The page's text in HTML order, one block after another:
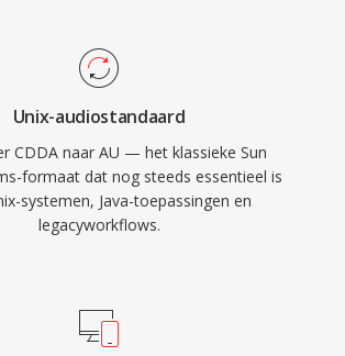
Unix-audiostandaard
CDDA naar AU — het klassieke Sun
formaat dat nog steeds essentieel is
systemen, Java-toepassingen en
legacyworkflows.